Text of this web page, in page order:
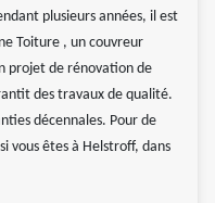
plusieurs années, il est
Toiture , un couvreur
projet de rénovation de
des travaux de qualité.
décennales. Pour de
vous êtes à Helstroff, dans